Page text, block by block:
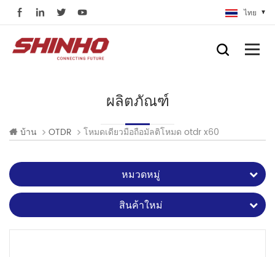
ไทย
ผลิตภัณฑ์
บ้าน OTDR โหมดเดียวมือถือมัลติโหมด otdr x60
หมวดหมู่
สินค้าใหม่